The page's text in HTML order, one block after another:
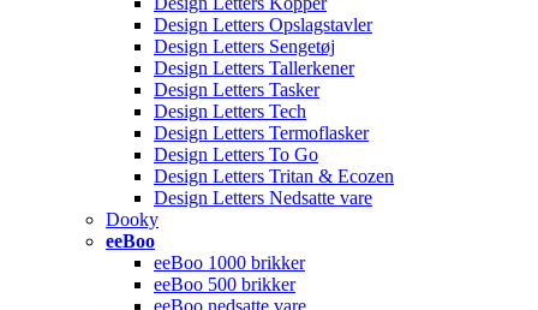
Design Letters Opslagstavler
Design Letters Sengetøj
Design Letters Tallerkener
Design Letters Tasker
Design Letters Tech
Design Letters Termoflasker
Design Letters To Go
Design Letters Tritan & Ecozen
Design Letters Nedsatte vare
Dooky
eeBoo
eeBoo 1000 brikker
eeBoo 500 brikker
eeBoo nedsatte vare